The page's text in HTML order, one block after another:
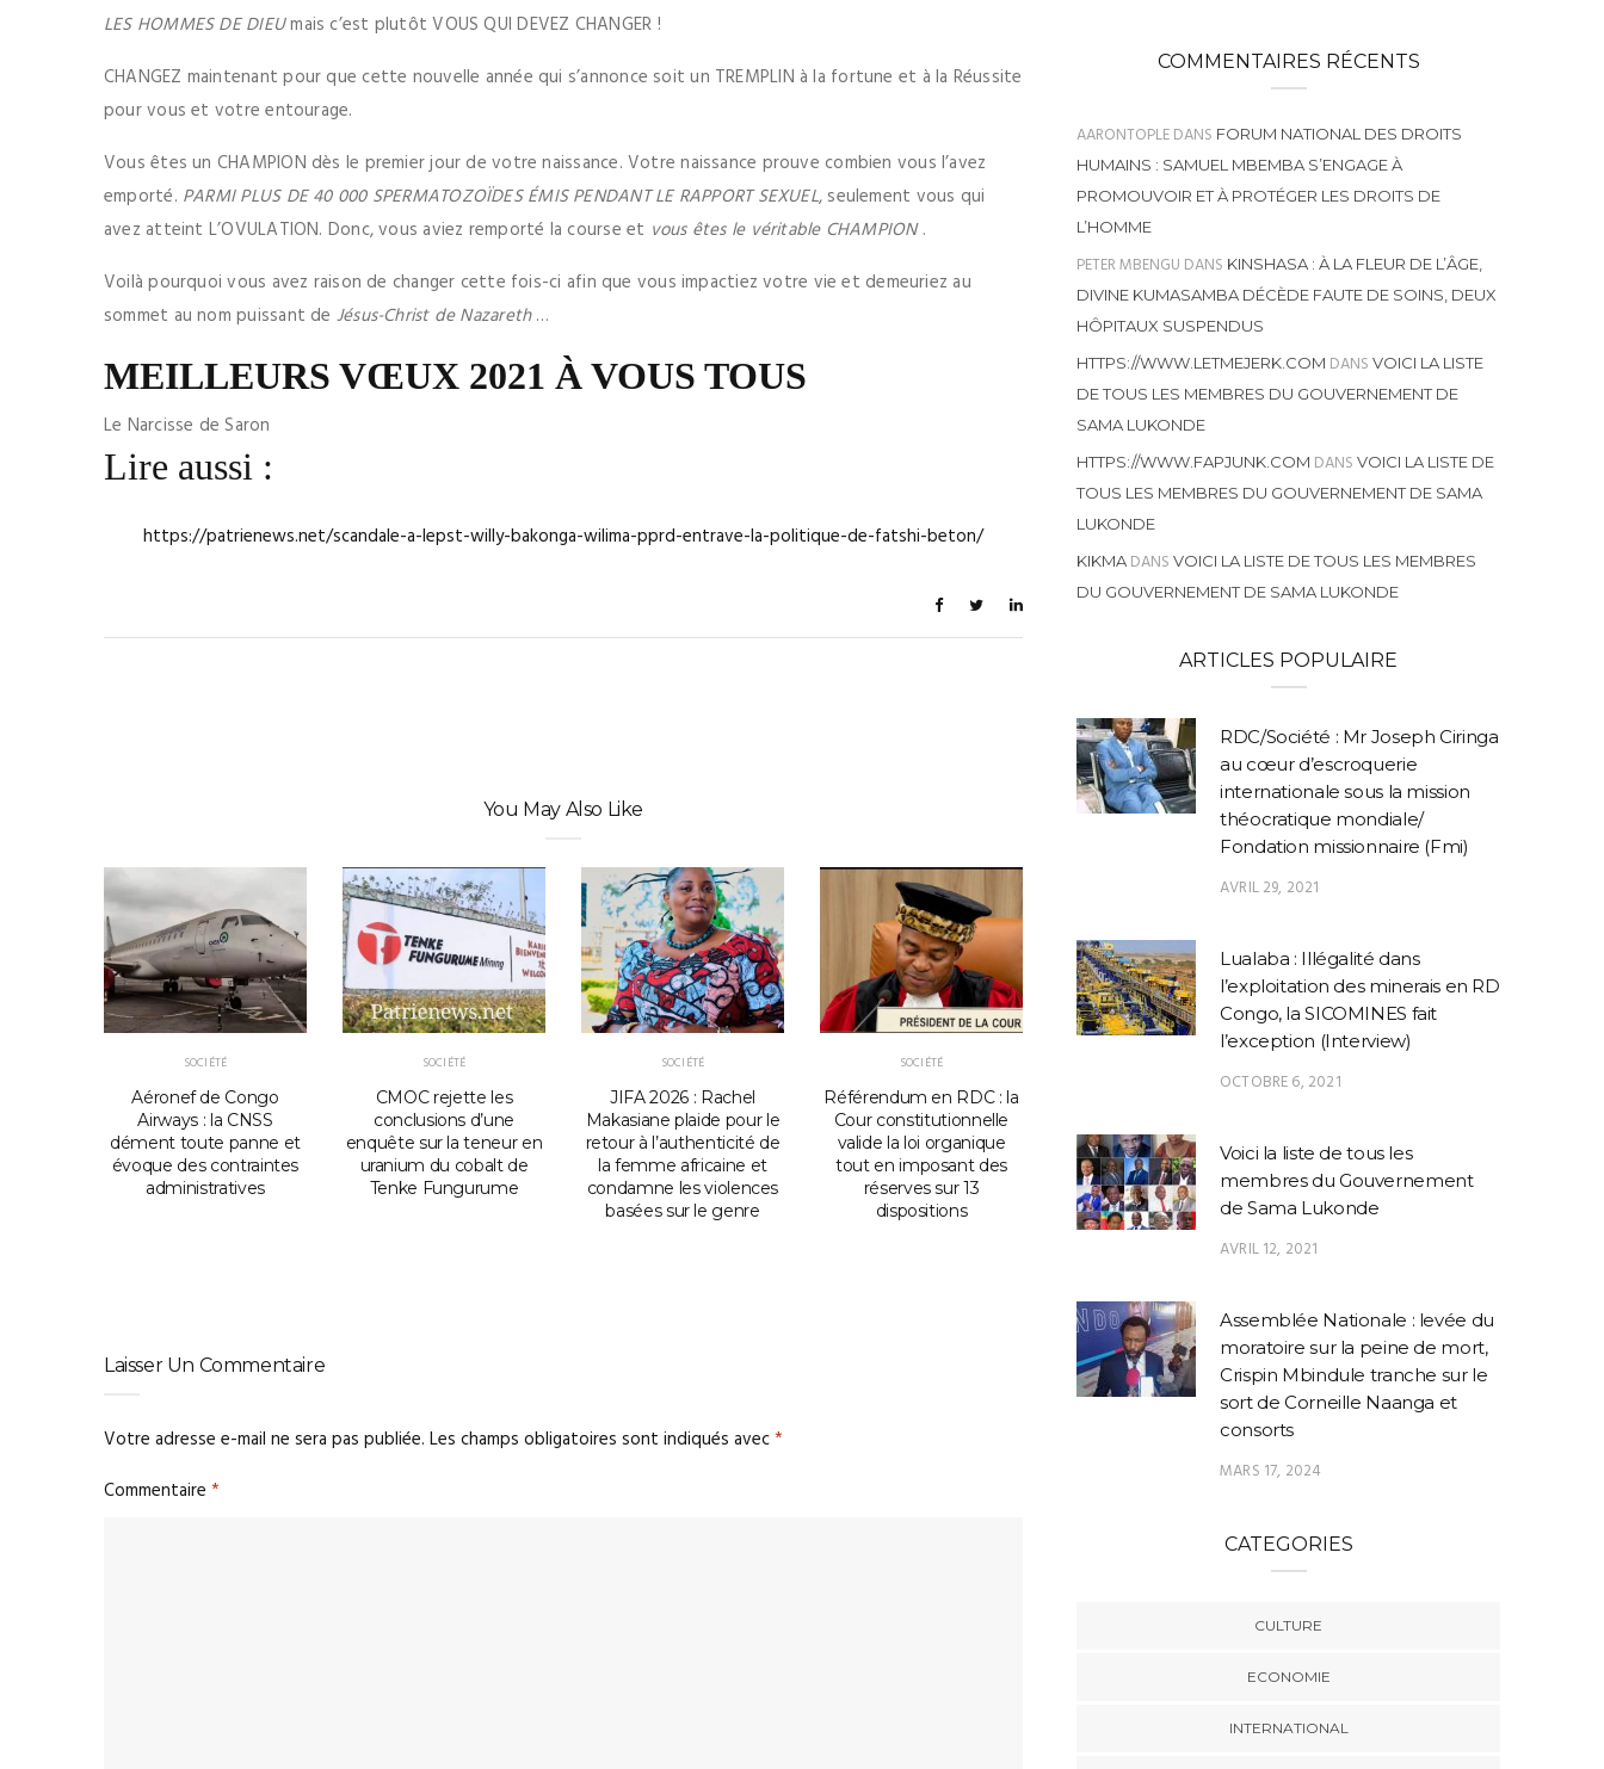
LES HOMMES DE DIEUmais c’est plutôt VOUS QUI DEVEZ CHANGER !
CHANGEZ maintenant pour que cette nouvelle année qui s’annonce soit un TREMPLIN à la fortune et à la Réussite
pour vous et votre entourage.
Vous êtes un CHAMPION dès le premier jour de votre naissance. Votre naissance prouve combien vous l’avez
emporté. PARMI PLUS DE 40 000 SPERMATOZOÏDES ÉMIS PENDANT LE RAPPORT SEXUEL, seulement vous qui
avez atteint L’OVULATION. Donc, vous aviez remporté la course et vous êtes le véritable CHAMPION.
Voilà pourquoi vous avez raison de changer cette fois-ci afin que vous impactiez votre vie et demeuriez au
sommet au nom puissant de Jésus-Christ de Nazareth…
MEILLEURS VŒUX 2021 À VOUS TOUS
Le Narcisse de Saron
Lire aussi :
https://patrienews.net/scandale-a-lepst-willy-bakonga-wilima-pprd-entrave-la-politique-de-fatshi-beton/
You May Also Like
SOCIÉTÉ
Aéronef de Congo
Airways : la CNSS
dément toute panne et
évoque des contraintes
administratives
SOCIÉTÉ
CMOC rejette les
conclusions d’une
enquête sur la teneur en
uranium du cobalt de
Tenke Fungurume
SOCIÉTÉ
JIFA 2026 : Rachel
Makasiane plaide pour le
retour à l’authenticité de
la femme africaine et
condamne les violences
basées sur le genre
SOCIÉTÉ
Référendum en RDC : la
Cour constitutionnelle
valide la loi organique
tout en imposant des
réserves sur 13
dispositions
dément toute panne et
évoque des contraintes
administratives
enquête sur la teneur en
uranium du cobalt de
Tenke Fungurume
Laisser Un Commentaire
Votre adresse e-mail ne sera pas publiée. Les champs obligatoires sont indiqués avec*
Commentaire *
COMMENTAIRES RÉCENTS
AARONTOPLEDANS FORUM NATIONAL DES DROITS
HUMAINS : SAMUEL MBEMBA S’ENGAGE À
PROMOUVOIR ET À PROTÉGER LES DROITS DE
L’HOMME
PETER MBENGU DANS KINSHASA : À LA FLEUR DE L’ÂGE,
DIVINE KUMASAMBA DÉCÈDE FAUTE DE SOINS, DEUX
HÔPITAUX SUSPENDUS
HTTPS://WWW.LETMEJERK.COM DANS VOICI LA LISTE
DE TOUS LES MEMBRES DU GOUVERNEMENT DE
SAMA LUKONDE
HTTPS://WWW.FAPJUNK.COM DANS VOICI LA LISTE DE
TOUS LES MEMBRES DU GOUVERNEMENT DE SAMA
LUKONDE
KIKMA DANS VOICI LA LISTE DE TOUS LES MEMBRES
DU GOUVERNEMENT DE SAMA LUKONDE
ARTICLES POPULAIRE
RDC/Société : Mr Joseph Ciringa
au cœur d’escroquerie
internationale sous la mission
théocratique mondiale/
Fondation missionnaire (Fmi)
AVRIL 29, 2021
Lualaba : Illégalité dans
l’exploitation des minerais en RD
Congo, la SICOMINES fait
l’exception (Interview)
OCTOBRE 6, 2021
Voici la liste de tous les
membres du Gouvernement
de Sama Lukonde
AVRIL 12, 2021
Assemblée Nationale : levée du
moratoire sur la peine de mort,
Crispin Mbindule tranche sur le
sort de Corneille Naanga et
consorts
MARS 17, 2024
CATEGORIES
CULTURE
ECONOMIE
INTERNATIONAL